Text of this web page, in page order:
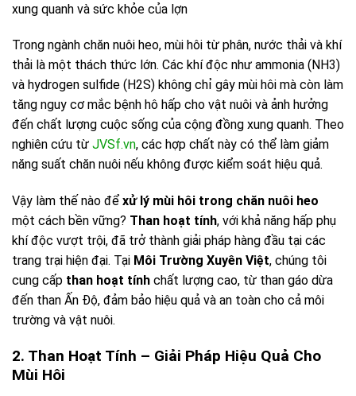
xung quanh và sức khỏe của lợn
Trong ngành chăn nuôi heo, mùi hôi từ phân, nước thải và khí
thải là một thách thức lớn. Các khí độc như ammonia (NH3)
và hydrogen sulfide (H2S) không chỉ gây mùi hôi mà còn làm
tăng nguy cơ mắc bệnh hô hấp cho vật nuôi và ảnh hưởng
đến chất lượng cuộc sống của cộng đồng xung quanh. Theo
nghiên cứu từ JVSf.vn, các hợp chất này có thể làm giảm
năng suất chăn nuôi nếu không được kiểm soát hiệu quả.
Vậy làm thế nào để xử lý mùi hôi trong chăn nuôi heo
một cách bền vững? Than hoạt tính, với khả năng hấp phụ
khí độc vượt trội, đã trở thành giải pháp hàng đầu tại các
trang trại hiện đại. Tại Môi Trường Xuyên Việt, chúng tôi
cung cấp than hoạt tính chất lượng cao, từ than gáo dừa
đến than Ấn Độ, đảm bảo hiệu quả và an toàn cho cả môi
trường và vật nuôi.
2. Than Hoạt Tính – Giải Pháp Hiệu Quả Cho
Mùi Hôi